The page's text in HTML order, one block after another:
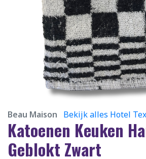
Beau Maison Bekijk alles Hotel
Katoenen Keuken
Geblokt Zwart